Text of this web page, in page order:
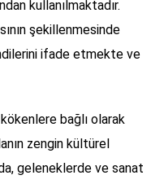
kullanılmaktadır.
şekillenmesinde
ifade etmekte ve
bağlı olarak
zengin kültürel
geleneklerde ve sanat